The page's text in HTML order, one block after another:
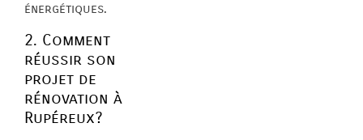
énergétiques.
2. Comment
réussir son
projet de
rénovation à
Rupéreux?